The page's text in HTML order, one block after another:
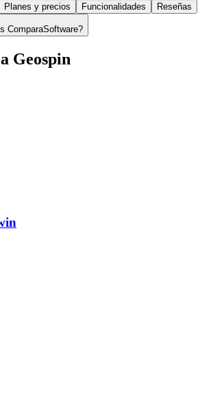
Planes y precios Funcionalidades Reseñas
ComparaSoftware?
Geospin